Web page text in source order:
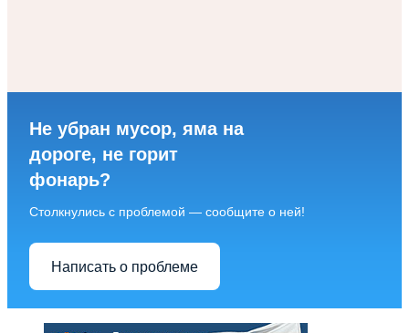
Не убран мусор, яма на
дороге, не горит
фонарь?
Столкнулись с проблемой — сообщите о ней!
Написать о проблеме